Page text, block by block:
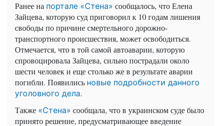
Ранее на портале «Стена» сообщалось, что Елена
Зайцева, которую суд приговорил к 10 годам лишения
свободы по причине смертельного дорожно-
транспортного происшествия, может освободиться.
Отмечается, что в той самой автоаварии, которую
спровоцировала Зайцева, сильно пострадали около
шести человек и еще столько же в результате аварии
погибли. Появились новые подробности данного
уголовного дела.
Также «Стена» сообщала, что в украинском суде было
принято решение, предусматривающее введение